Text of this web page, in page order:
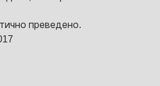
преведено.